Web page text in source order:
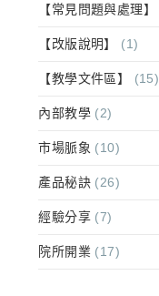
【常見問題與處理】
【改版說明】 (1)
【教學文件區】 (15)
內部教學 (2)
市場脈象 (10)
產品秘訣 (26)
經驗分享 (7)
院所開業 (17)